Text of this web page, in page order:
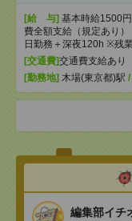
[給 与] 基本時給1500
費全額支給（規定あり
日勤務＋深夜120h ※残
[交通費]交通費支給あり
[勤務地] 木場(東京都)駅 /
編集部イチ